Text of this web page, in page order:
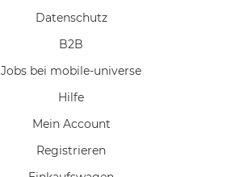
Datenschutz
B2B
Jobs bei mobile-universe
Hilfe
Mein Account
Registrieren